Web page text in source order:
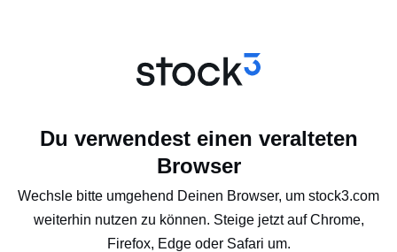
Du verwendest einen veralteten
Browser
Wechsle bitte umgehend Deinen Browser, um stock3.com
weiterhin nutzen zu können. Steige jetzt auf Chrome,
Firefox, Edge oder Safari um.